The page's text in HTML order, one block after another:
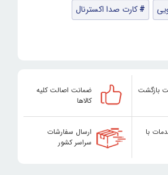
کارت صدا اکسترنال
بازگشت
ضمانت اصالت کلیه
کالاها
با
ارسال سفارشات
سراسر کشور